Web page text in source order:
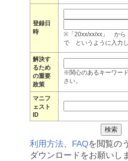
登録日
時
※「20xx/xx/xx」 から
で というように入力し
解決す
るため
の重要
政策
※関心のあるキーワー
さい。
マニフ
ェスト
ID
利用方法、 FAQを閲覧の
ダウンロードをお願いし